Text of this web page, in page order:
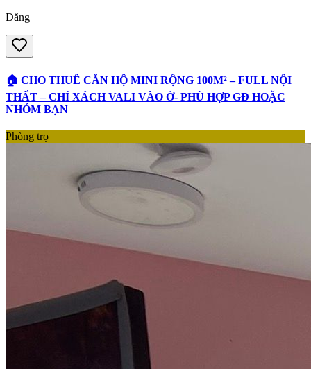
Đăng
🏠 CHO THUÊ CĂN HỘ MINI RỘNG 100M² – FULL NỘI
THẤT – CHỈ XÁCH VALI VÀO Ở- PHÙ HỢP GĐ HOẶC
NHÓM BẠN
Phòng trọ